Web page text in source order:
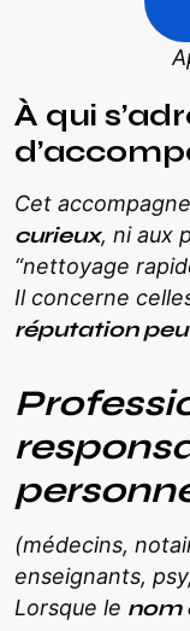
À qui
Cet
curieux, ni aux
“nettoyage
Il concerne
réputation
(médecins,
enseignants,
Lorsque le nom